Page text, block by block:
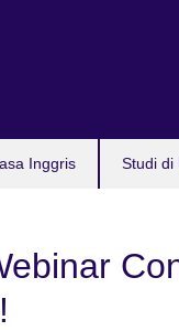
Inggris Studi di